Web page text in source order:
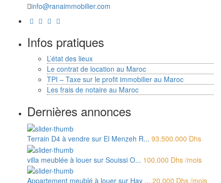
info@ranaimmobilier.com
Infos pratiques
L’état des lieux
Le contrat de location au Maroc
TPI – Taxe sur le profit immobilier au Maroc
Les frais de notaire au Maroc
Dernières annonces
Terrain D4 à vendre sur El Menzeh R... 93.500.000 Dhs
villa meublée à louer sur Souissi O... 100.000 Dhs /mois
Appartement meublé à louer sur Hay ... 20.000 Dhs /mois